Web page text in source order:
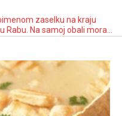
zaselku na kraju
Rabu. Na samoj obali mora
uglavnom obložene u drvo, a